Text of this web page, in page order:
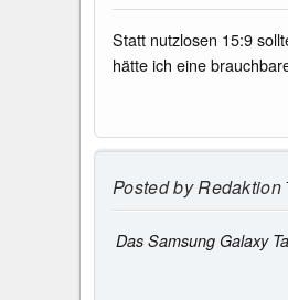
Statt nutzlosen 15:9
hätte ich eine
Posted byRedaktion
Das Samsung Galaxy